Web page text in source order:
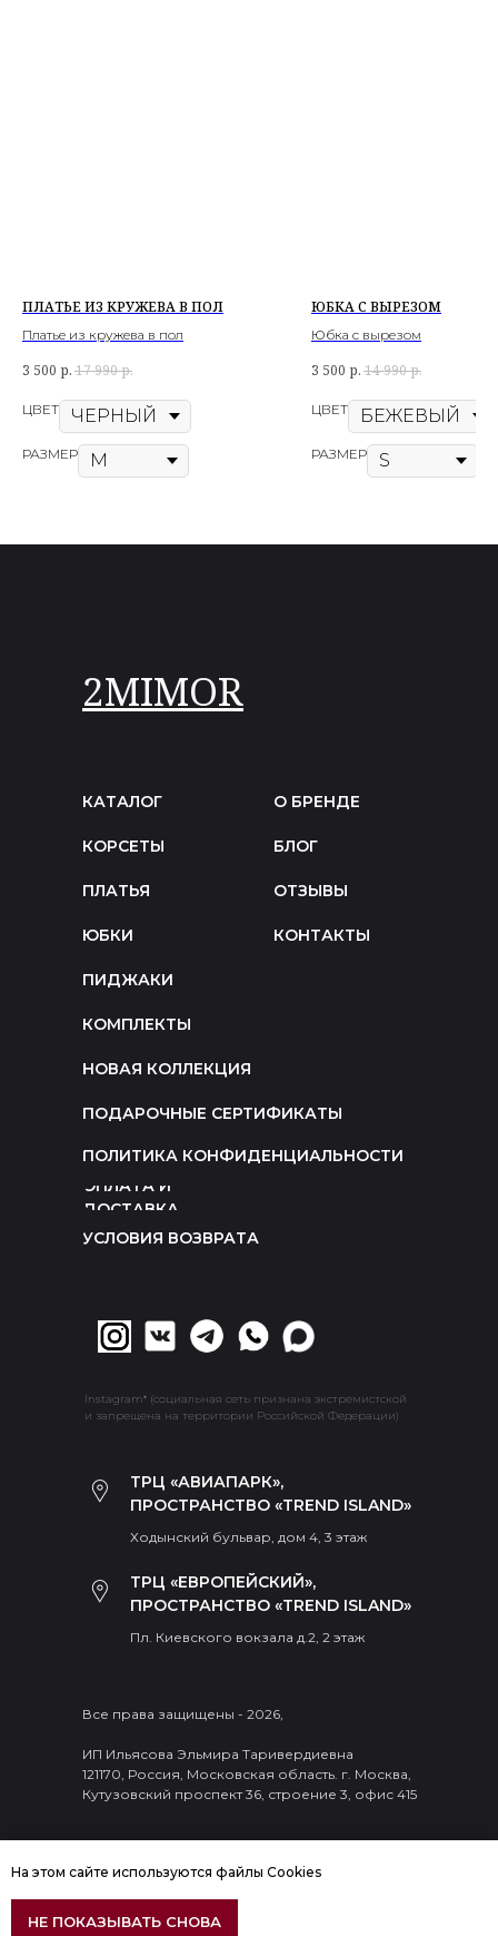
ДОБАВИТЬ В КОРЗИНУ
ПЛАТЬЕ ИЗ КРУЖЕВА В ПОЛ
Платье из кружева в пол
3 500 р. 17 990р.
ЦВЕТ
РАЗМЕР
ЮБКА С ВЫРЕЗОМ
Юбка с вырезом
3 500 р. 14 990р.
ЦВЕТ
РАЗМЕР
ПОЛИТИКА КОНФИДЕНЦИАЛЬНОСТИ
ОПЛАТА И
ДОСТАВКА
УСЛОВИЯ ВОЗВРАТА
КАТАЛОГ
КОРСЕТЫ
ПЛАТЬЯ
ЮБКИ
ПИДЖАКИ
КОМПЛЕКТЫ
НОВАЯ КОЛЛЕКЦИЯ
ПОДАРОЧНЫЕ СЕРТИФИКАТЫ
О БРЕНДЕ
БЛОГ
ОТЗЫВЫ
КОНТАКТЫ
2MIMOR
Все права защищены - 2026,
ИП Ильясова Эльмира Таривердиевна
121170, Россия, Московская область. г. Москва,
Кутузовский проспект 36, строение 3, офис 415
ТРЦ «ЕВРОПЕЙСКИЙ»,
ПРОСТРАНСТВО «TREND ISLAND»
Пл. Киевского вокзала д.2, 2 этаж
Ходынский бульвар, дом 4, 3 этаж
ТРЦ «АВИАПАРК»,
ПРОСТРАНСТВО «TREND ISLAND»
Instagram* (социальная сеть признана экстремистской
и запрещена на территории Российской Федерации)
На этом сайте используются файлы Cookies
НЕ ПОКАЗЫВАТЬ СНОВА